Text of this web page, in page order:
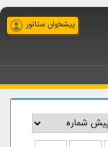
پیشخوان سناتور